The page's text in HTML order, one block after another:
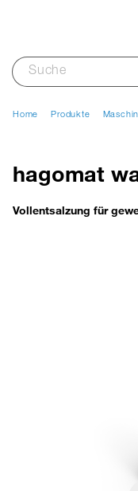
Home Produkte
hagomat
Vollentsalzung für